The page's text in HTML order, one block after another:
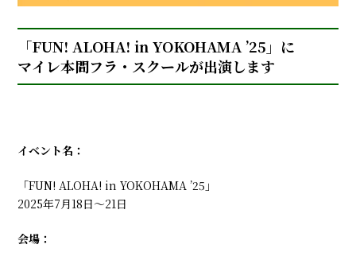
「FUN! ALOHA! in YOKOHAMA ’25」に
マイレ本間フラ・スクールが出演します
イベント名：
「FUN! ALOHA! in YOKOHAMA ’25」
2025年7月18日〜21日
会場：